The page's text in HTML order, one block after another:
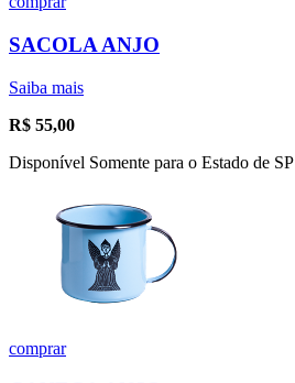
SACOLA ANJO
Saiba mais
R$ 55,00
Disponível Somente para o Estado de SP
comprar